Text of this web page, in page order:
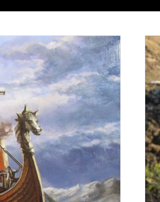
guardado de las
en la cultura
por la
Lira.